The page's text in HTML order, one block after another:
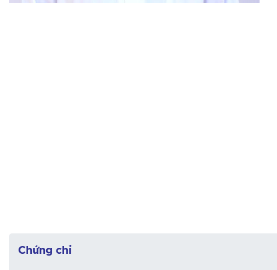
Chứng chỉ